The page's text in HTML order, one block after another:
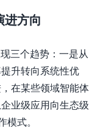
进方向
三个趋势：一是从
升转向系统性优
在某些领域智能体
业级应用向生态级
模式。